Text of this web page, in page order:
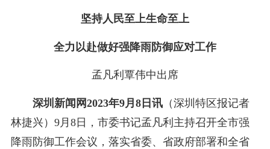
坚持人民至上生命至上
全力以赴做好强降雨防御应对工作
孟凡利覃伟中出席
深圳新闻网2023年9月8日讯（深圳特区报记者
林捷兴） 9月8日，市委书记孟凡利主持召开全市强
降雨防御工作会议，落实省委、省政府部署和全省